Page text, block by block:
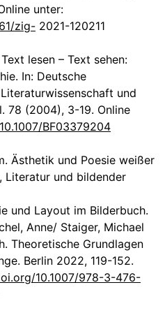
unter:
zig- 2021-120211
lesen – Text sehen:
In: Deutsche
und
78 (2004), 3-19. Online
BF03379204
Ästhetik und Poesie weißer
Literatur und bildender
und Layout im Bilderbuch.
Anne/ Staiger, Michael
Theoretische Grundlagen
Berlin 2022, 119-152.
10.1007/978-3-476-